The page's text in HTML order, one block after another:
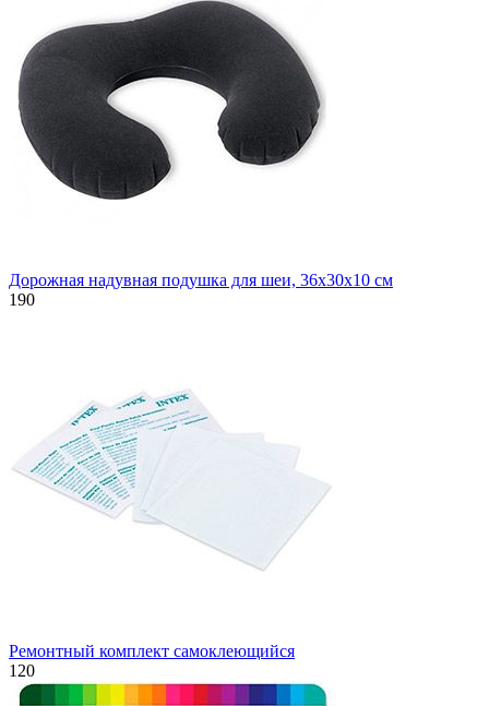
Дорожная надувная подушка для шеи, 36х30х10 см
190
Ремонтный комплект самоклеющийся
120